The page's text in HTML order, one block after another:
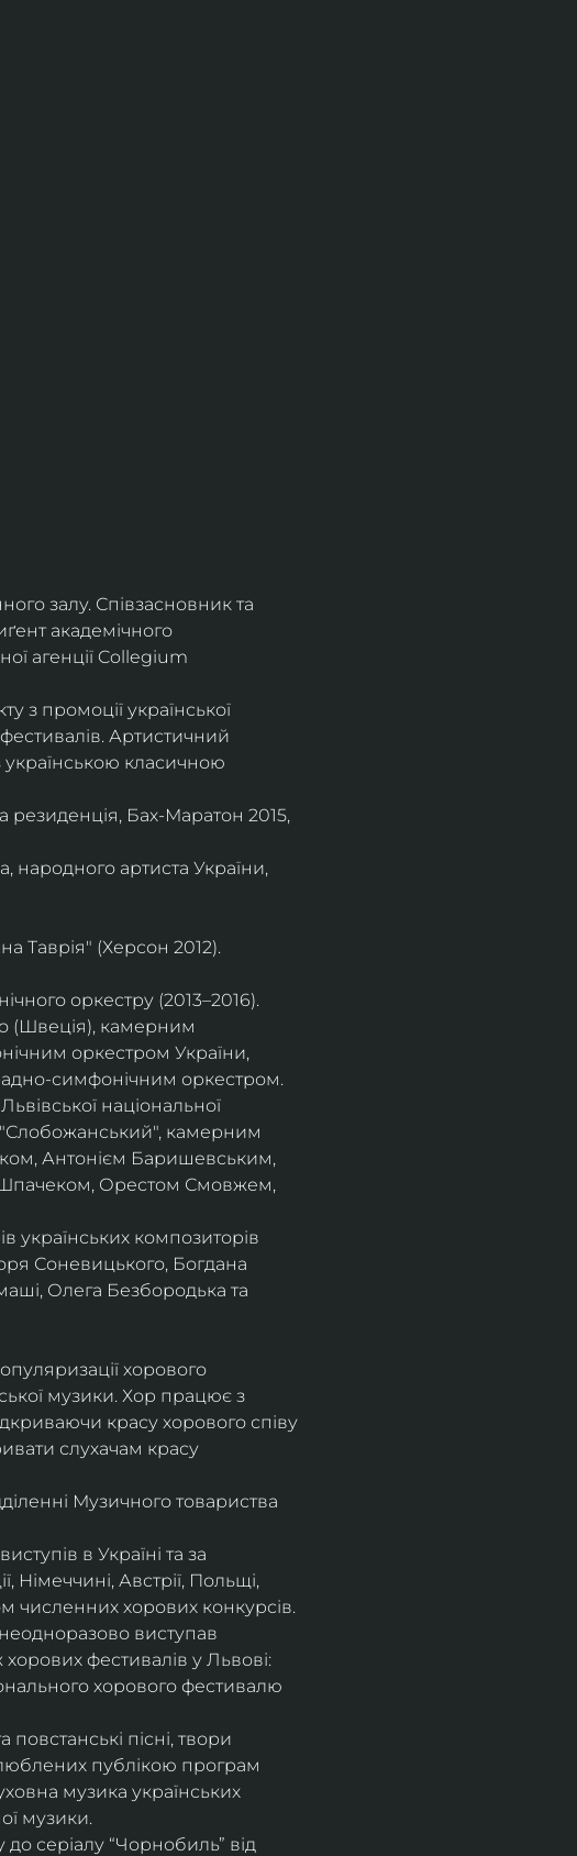
залу. Співзасновник та
академічного
агенції Collegium
з промоції української
Артистичний
класичною
Бах-Маратон 2015,
народного артиста України,
Таврія" (Херсон 2012).
оркестру (2013–2016).
(Швеція), камерним
оркестром України,
симфонічним оркестром.
національної
камерним
Антонієм Баришевським,
Орестом Смовжем,
українських композиторів
Соневицького, Богдана
Олега Безбородька та
хорового
музики. Хор працює з
красу хорового співу
слухачам красу
Музичного товариства
в Україні та за
Австрії, Польщі,
численних хорових конкурсів.
неодноразово виступав
фестивалів у Львові:
хорового фестивалю
пісні, твори
публікою програм
музика українських
музики.
серіалу “Чорнобиль” від